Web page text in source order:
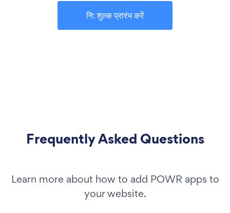
नि: शुल्क प्रारंभ करें
Frequently Asked Questions
Learn more about how to add POWR apps to
your website.